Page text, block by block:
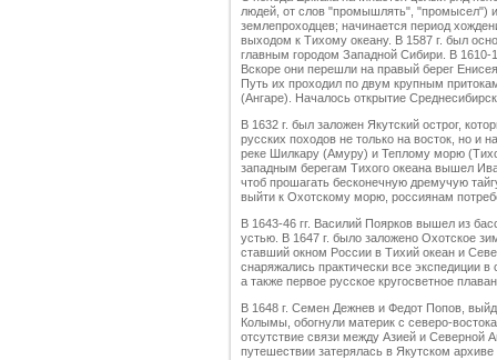
людей, от слов "промышлять", "промысел")
землепроходцев; начинается период
выходом к Тихому океану. В 1587 г. был
главным городом Западной Сибири. В 1610-
Вскоре они перешли на правый берег
Путь их проходил по двум крупным
(Ангаре). Началось открытие
В 1632 г. был заложен Якутский острог,
русских походов не только на восток, но и
реке Шилкару (Амуру) и Теплому морю
западным берегам Тихого океана вышел
чтоб прошагать бесконечную дремучую
выйти к Охотскому морю, россиянам
В 1643-46 гг. Василий Поярков вышел из
устью. В 1647 г. было заложено Охотское
ставший окном России в Тихий океан и
снаряжались практически все экспедиции
а также первое русское кругосветное
В 1648 г. Семен Дежнев и Федот Попов,
Колымы, обогнули материк с северо-
отсутствие связи между Азией и Северной
путешествии затерялась в Якутском